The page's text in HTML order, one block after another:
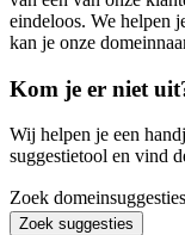
eindeloos. We helpen
kan je onze
Kom je er niet
Wij helpen je een
suggestietool en vind
Zoek domeinsuggesties
Zoek suggesties